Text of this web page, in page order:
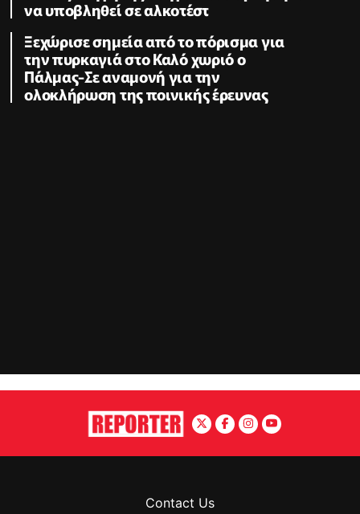
να υποβληθεί σε αλκοτέστ
Ξεχώρισε σημεία από το πόρισμα για
την πυρκαγιά στο Καλό χωριό ο
Πάλμας-Σε αναμονή για την
ολοκλήρωση της ποινικής έρευνας
Contact Us